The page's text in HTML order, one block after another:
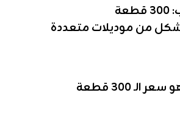
من موديلات متعددة
300 قطعة